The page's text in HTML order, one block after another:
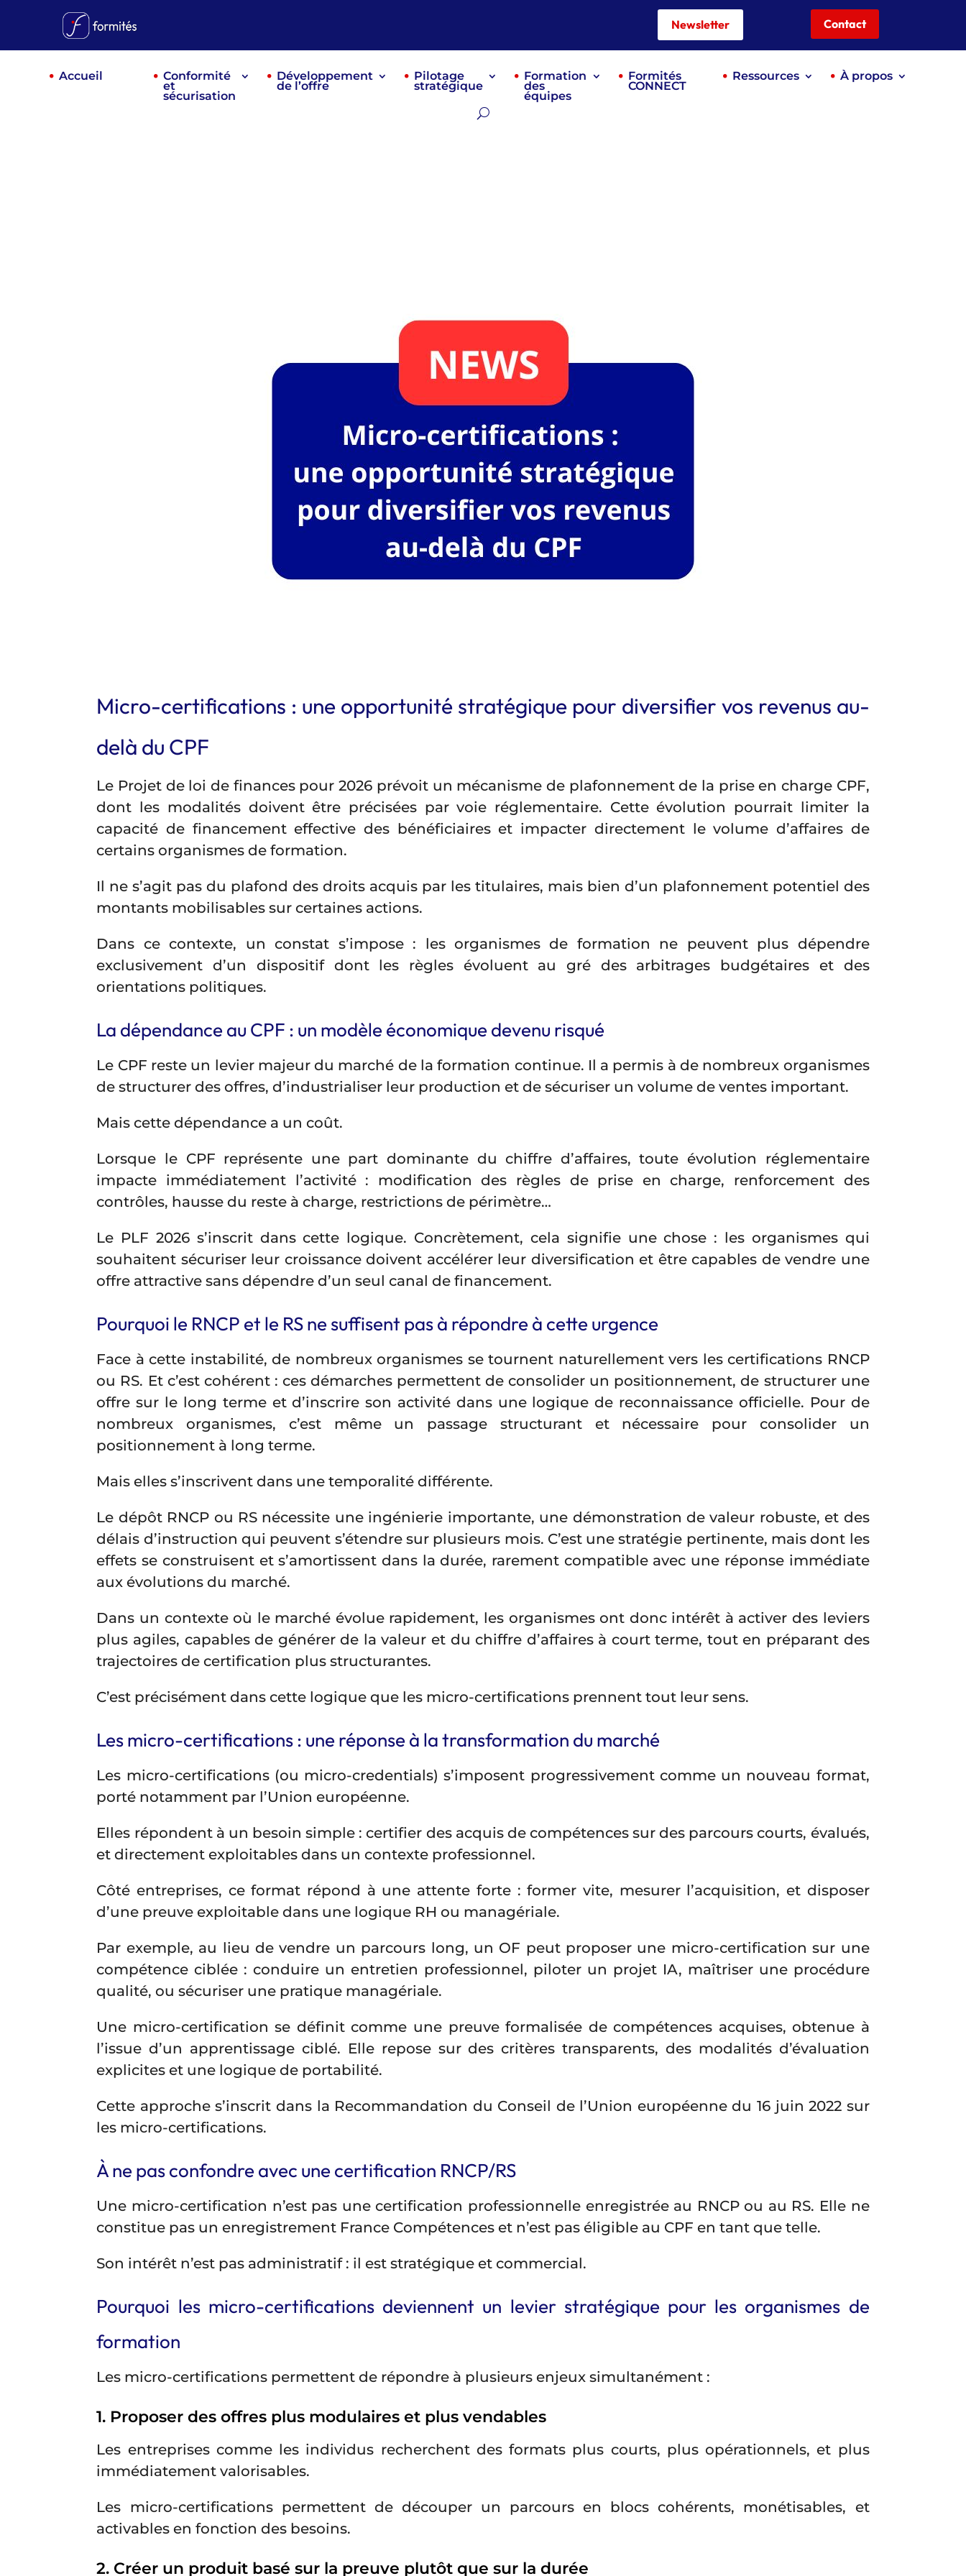
Newsletter Contact
Accueil Conformité
et
sécurisation
Développement
de l’offre
Pilotage
stratégique
Formation
des
équipes
Formités
CONNECT
Ressources À propos
Micro-certifications : une opportunité stratégique pour diversifier vos revenus au-
delà du CPF
Le Projet de loi de finances pour 2026 prévoit un mécanisme de plafonnement de la prise en charge CPF,
dont les modalités doivent être précisées par voie réglementaire. Cette évolution pourrait limiter la
capacité de financement effective des bénéficiaires et impacter directement le volume d’affaires de
certains organismes de formation.
Il ne s’agit pas du plafond des droits acquis par les titulaires, mais bien d’un plafonnement potentiel des
montants mobilisables sur certaines actions.
Dans ce contexte, un constat s’impose : les organismes de formation ne peuvent plus dépendre
exclusivement d’un dispositif dont les règles évoluent au gré des arbitrages budgétaires et des
orientations politiques.
La dépendance au CPF : un modèle économique devenu risqué
Le CPF reste un levier majeur du marché de la formation continue. Il a permis à de nombreux organismes
de structurer des offres, d’industrialiser leur production et de sécuriser un volume de ventes important.
Mais cette dépendance a un coût.
Lorsque le CPF représente une part dominante du chiffre d’affaires, toute évolution réglementaire
impacte immédiatement l’activité : modification des règles de prise en charge, renforcement des
contrôles, hausse du reste à charge, restrictions de périmètre…
Le PLF 2026 s’inscrit dans cette logique. Concrètement, cela signifie une chose : les organismes qui
souhaitent sécuriser leur croissance doivent accélérer leur diversification et être capables de vendre une
offre attractive sans dépendre d’un seul canal de financement.
Pourquoi le RNCP et le RS ne suffisent pas à répondre à cette urgence
Face à cette instabilité, de nombreux organismes se tournent naturellement vers les certifications RNCP
ou RS. Et c’est cohérent : ces démarches permettent de consolider un positionnement, de structurer une
offre sur le long terme et d’inscrire son activité dans une logique de reconnaissance officielle. Pour de
nombreux organismes, c’est même un passage structurant et nécessaire pour consolider un
positionnement à long terme.
Mais elles s’inscrivent dans une temporalité différente.
Le dépôt RNCP ou RS nécessite une ingénierie importante, une démonstration de valeur robuste, et des
délais d’instruction qui peuvent s’étendre sur plusieurs mois. C’est une stratégie pertinente, mais dont les
effets se construisent et s’amortissent dans la durée, rarement compatible avec une réponse immédiate
aux évolutions du marché.
Dans un contexte où le marché évolue rapidement, les organismes ont donc intérêt à activer des leviers
plus agiles, capables de générer de la valeur et du chiffre d’affaires à court terme, tout en préparant des
trajectoires de certification plus structurantes.
C’est précisément dans cette logique que les micro-certifications prennent tout leur sens.
Les micro-certifications : une réponse à la transformation du marché
Les micro-certifications (ou micro-credentials) s’imposent progressivement comme un nouveau format,
porté notamment par l’Union européenne.
Elles répondent à un besoin simple : certifier des acquis de compétences sur des parcours courts, évalués,
et directement exploitables dans un contexte professionnel.
Côté entreprises, ce format répond à une attente forte : former vite, mesurer l’acquisition, et disposer
d’une preuve exploitable dans une logique RH ou managériale.
Par exemple, au lieu de vendre un parcours long, un OF peut proposer une micro-certification sur une
compétence ciblée : conduire un entretien professionnel, piloter un projet IA, maîtriser une procédure
qualité, ou sécuriser une pratique managériale.
Une micro-certification se définit comme une preuve formalisée de compétences acquises, obtenue à
l’issue d’un apprentissage ciblé. Elle repose sur des critères transparents, des modalités d’évaluation
explicites et une logique de portabilité.
Cette approche s’inscrit dans la Recommandation du Conseil de l’Union européenne du 16 juin 2022 sur
les micro-certifications.
À ne pas confondre avec une certification RNCP/RS
Une micro-certification n’est pas une certification professionnelle enregistrée au RNCP ou au RS. Elle ne
constitue pas un enregistrement France Compétences et n’est pas éligible au CPF en tant que telle.
Son intérêt n’est pas administratif : il est stratégique et commercial.
Pourquoi les micro-certifications deviennent un levier stratégique pour les organismes de
formation
Les micro-certifications permettent de répondre à plusieurs enjeux simultanément :
1. Proposer des offres plus modulaires et plus vendables
Les entreprises comme les individus recherchent des formats plus courts, plus opérationnels, et plus
immédiatement valorisables.
Les micro-certifications permettent de découper un parcours en blocs cohérents, monétisables, et
activables en fonction des besoins.
2. Créer un produit basé sur la preuve plutôt que sur la durée